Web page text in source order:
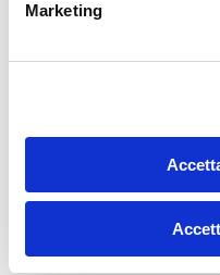
Marketing
(1.800)
Allenamento aerobico
Allenamento con il